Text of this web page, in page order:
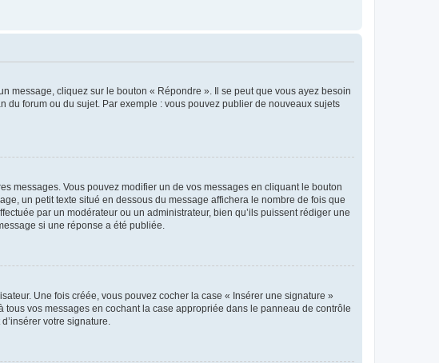
message, cliquez sur le bouton « Répondre ». Il se peut que vous ayez besoin
du forum ou du sujet. Par exemple : vous pouvez publier de nouveaux sujets
messages. Vous pouvez modifier un de vos messages en cliquant le bouton
un petit texte situé en dessous du message affichera le nombre de fois que
par un modérateur ou un administrateur, bien qu’ils puissent rédiger une
si une réponse a été publiée.
Une fois créée, vous pouvez cocher la case « Insérer une signature »
vos messages en cochant la case appropriée dans le panneau de contrôle
votre signature.